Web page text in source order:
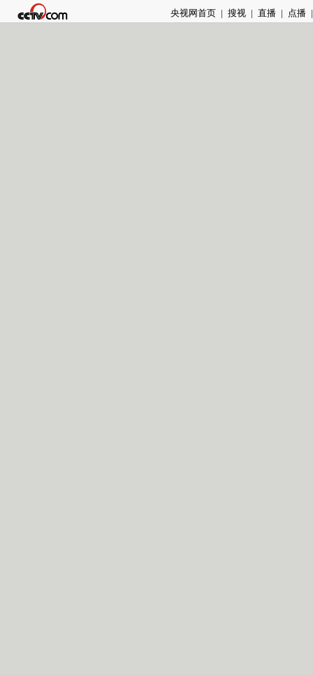
央视网首页 | 搜视 | 直播 | 点播 |